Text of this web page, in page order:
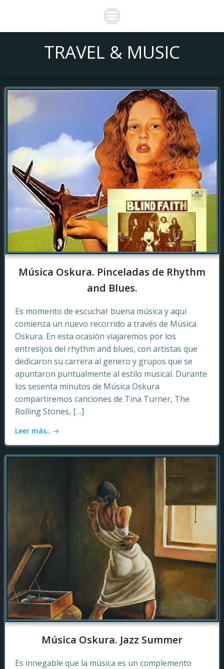
Saltar
al
contenido
TRAVEL & MUSIC
Música Oskura. Pinceladas de Rhythm
and Blues.
Es momento de escuchar buena música y aquí
comienza un nuevo recorrido a través de Música
Oskura. En esta ocasión viajaremos por los
entresijos del rhythm and blues, con artistas que
dedicaron su carrera al genero y grupos que se
apuntaron puntualmente al estilo musical. Durante
los sesenta minutos de Música Oskura
compartiremos canciones de Tina Turner, The
Rolling Stones, […]
Leer más..
Música Oskura. Jazz Summer
Es innegable que la música es un complemento